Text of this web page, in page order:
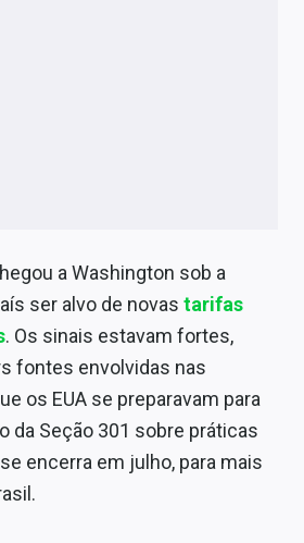
a Washington sob a
ser alvo de novas tarifas
. Os sinais estavam fortes,
fontes envolvidas nas
os EUA se preparavam para
da Seção 301 sobre práticas
encerra em julho, para mais